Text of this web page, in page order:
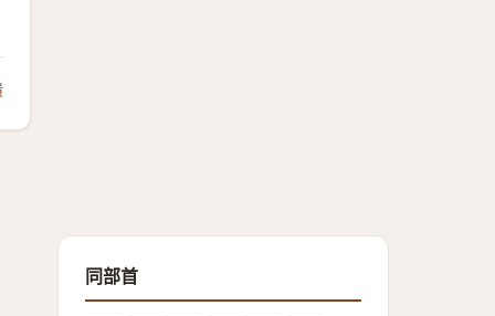
同部首